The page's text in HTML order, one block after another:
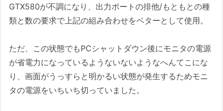
GTX580が不調になり、出力ポートの排他/もともとの種
類と数の要求で上記の組み合わせをベターとして使用。
ただ、この状態でもPCシャットダウン後にモニタの電源
が省電力になっているようないないようなへんてこにな
り、画面がうっすらと明かるい状態が発生するためモニ
タの電源をいちいち切っていました。